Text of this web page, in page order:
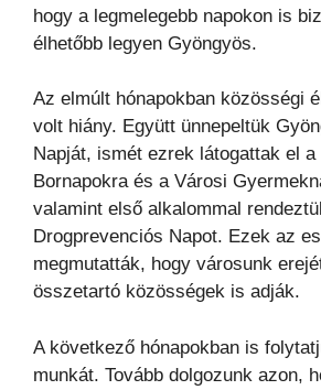
hogy a legmelegebb napokon is
élhetőbb legyen Gyöngyös.
Az elmúlt hónapokban közösségi
volt hiány. Együtt ünnepeltük
Napját, ismét ezrek látogattak el a
Bornapokra és a Városi
valamint első alkalommal
Drogprevenciós Napot. Ezek az
megmutatták, hogy városunk
összetartó közösségek is adják.
A következő hónapokban is
munkát. Tovább dolgozunk azon,